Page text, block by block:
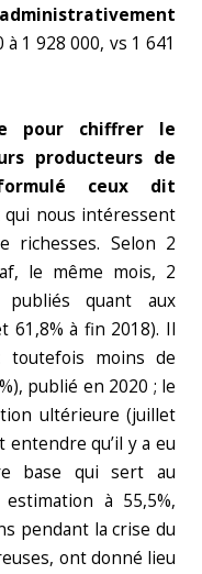
1 928 000, vs 1 641
pour chiffrer le
producteurs de
ceux dit
nous intéressent
richesses. Selon 2
le même mois, 2
publiés quant aux
61,8% à fin 2018). Il
moins de
publié en 2020 ; le
ultérieure (juillet
entendre qu’il y a eu
base qui sert au
à 55,5%,
pendant la crise du
ont donné lieu